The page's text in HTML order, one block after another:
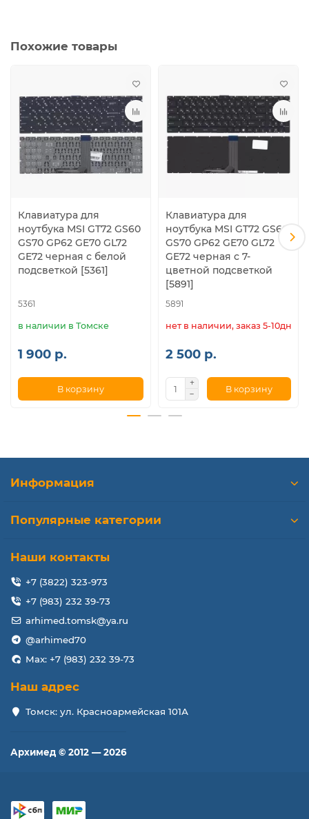
Похожие товары
Клавиатура для
ноутбука MSI GT72 GS60
GS70 GP62 GE70 GL72
GE72 черная с белой
подсветкой [5361]
5361
в наличии в Томске
1 900 р.
В корзину
Клавиатура для
ноутбука MSI GT72 GS60
GS70 GP62 GE70 GL72
GE72 черная с 7-
цветной подсветкой
[5891]
5891
нет в наличии, заказ 5-10дн.
2 500 р.
В корзину
Информация
Популярные категории
Наши контакты
+7 (3822) 323-973
+7 (983) 232 39-73
arhimed.tomsk@ya.ru
@arhimed70
Max: +7 (983) 232 39-73
Наш адрес
Томск: ул. Красноармейская 101А
Архимед © 2012 — 2026